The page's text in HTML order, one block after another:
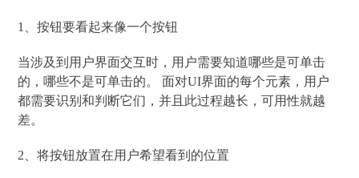
1、按钮要看起来像一个按钮
当涉及到用户界面交互时，用户需要知道哪些是可单击
的，哪些不是可单击的。 面对UI界面的每个元素，用户
都需要识别和判断它们，并且此过程越长，可用性就越
差。
2、将按钮放置在用户希望看到的位置